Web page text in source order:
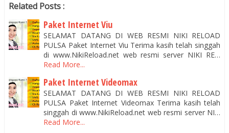
Related Posts :
Paket Internet Viu
SELAMAT DATANG DI WEB RESMI NIKI RELOAD
PULSA Paket Internet Viu Terima kasih telah singgah
di www.NikiReload.net web resmi server NIKI RE…
Read More...
Paket Internet Videomax
SELAMAT DATANG DI WEB RESMI NIKI RELOAD
PULSA Paket Internet Videomax Terima kasih telah
singgah di www.NikiReload.net web resmi server NI…
Read More...